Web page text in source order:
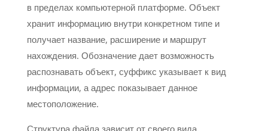
в пределах компьютерной платформе. Объект
хранит информацию внутри конкретном типе и
получает название, расширение и маршрут
нахождения. Обозначение дает возможность
распознавать объект, суффикс указывает к вид
информации, а адрес показывает данное
местоположение.
Структура файла зависит от своего вида.